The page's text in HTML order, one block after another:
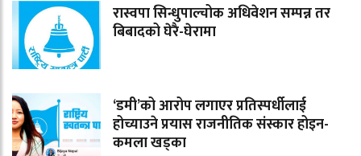
रास्वपा सिन्धुपाल्चोक अधिवेशन सम्पन्न तर
बिबादको घेरै-घेरामा
‘डमी’को आरोप लगाएर प्रतिस्पर्धीलाई
होच्याउने प्रयास राजनीतिक संस्कार होइन-
कमला खड्का